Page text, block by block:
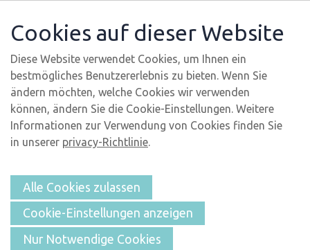
ÜBERSICHT
Cookies auf dieser Website
Diese Website verwendet Cookies, um Ihnen ein
bestmögliches Benutzererlebnis zu bieten. Wenn Sie
ändern möchten, welche Cookies wir verwenden
können, ändern Sie die Cookie-Einstellungen. Weitere
Informationen zur Verwendung von Cookies finden Sie
in unserer privacy-Richtlinie.
Alle Cookies zulassen
Cookie-Einstellungen anzeigen
Nur Notwendige Cookies